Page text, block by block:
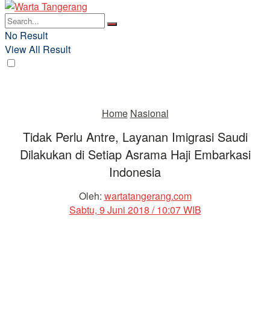
No Result
View All Result
Home Nasional
Tidak Perlu Antre, Layanan Imigrasi Saudi
Dilakukan di Setiap Asrama Haji Embarkasi
Indonesia
Oleh: wartatangerang.com
Sabtu, 9 Juni 2018 / 10:07 WIB